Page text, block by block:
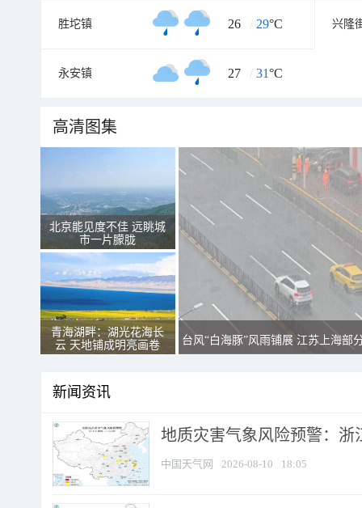
胜坨镇 26 / 29°C 兴隆
永安镇 27 / 31°C
高清图集
北京能见度不佳 远眺城
市一片朦胧
青海湖畔：湖光花海长
云 天地铺成明亮画卷
台风“白海豚”风雨铺展 江苏上海部
新闻资讯
地质灾害气象风险预警：浙
中国天气网 2026-08-10 18:05